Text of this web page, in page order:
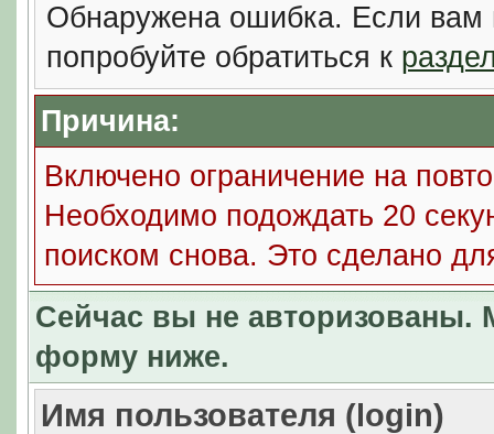
Обнаружена ошибка. Если вам
попробуйте обратиться к
Причина:
Включено ограничение на
Необходимо подождать 20
поиском снова. Это сделано
Сейчас вы не авторизованы.
форму ниже.
Имя пользователя (login)